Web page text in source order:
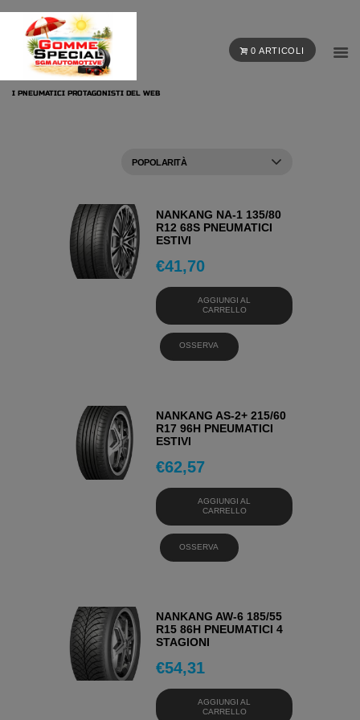
0 ARTICOLI
I PNEUMATICI PROTAGONISTI DEL WEB
NANKANG NA-1 135/80
R12 68S PNEUMATICI
ESTIVI
€41,70
AGGIUNGI AL
CARRELLO
OSSERVA
NANKANG AS-2+ 215/60
R17 96H PNEUMATICI
ESTIVI
€62,57
AGGIUNGI AL
CARRELLO
OSSERVA
NANKANG AW-6 185/55
R15 86H PNEUMATICI 4
STAGIONI
€54,31
AGGIUNGI AL
CARRELLO